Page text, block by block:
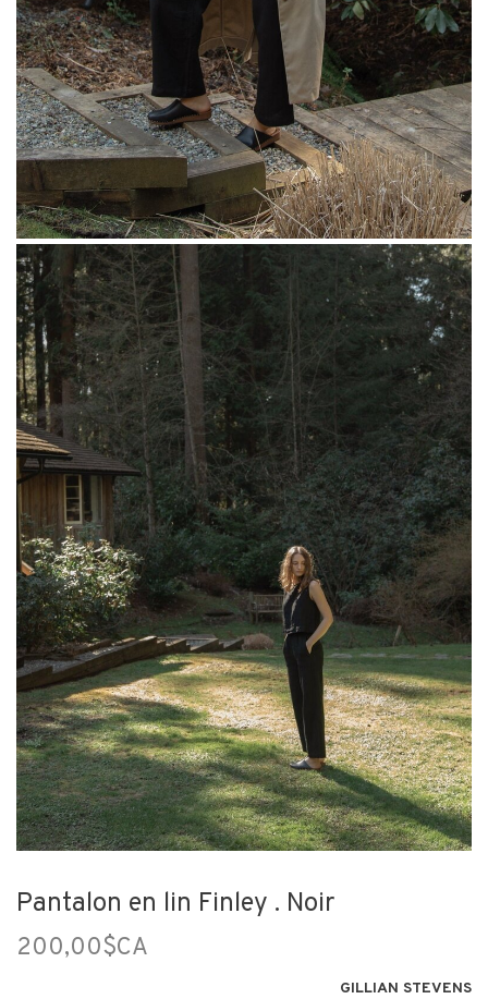
Pantalon en lin Finley . Noir
200,00$CA
GILLIAN STEVENS